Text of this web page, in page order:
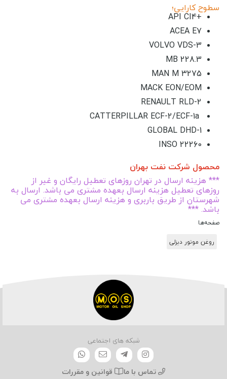
سطوح کارایی؛
+API CI4
ACEA E7
VOLVO VDS-3
MB 228.3
MAN M 3275
MACK EON/EOM
RENAULT RLD-2
GLOBAL DHD-1
INSO 22260
محصول شرکت نفت بهران
*** هزینه ارسال در تهران روزهای تعطیل رایگان و غیر از
روزهای تعطیل هزینه ارسال بعهده مشتری می باشد. ارسال به
شهرستان از طریق باربری و هزینه ارسال بعهده مشتری می
باشد. ***
صفحه‌ها
روغن موتور دیزلی
شبکه های اجتماعی
تماس با ما قوانین و مقررات